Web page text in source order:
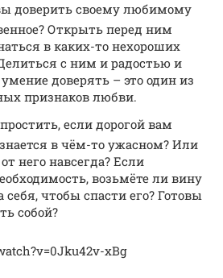
доверить своему любимому
Открыть перед ним
в каких-то нехороших
с ним и радостью и
доверять – это один из
признаков любви.
если дорогой вам
в чём-то ужасном? Или
него навсегда? Если
возьмёте ли вину
чтобы спасти его? Готовы
собой?
xBg